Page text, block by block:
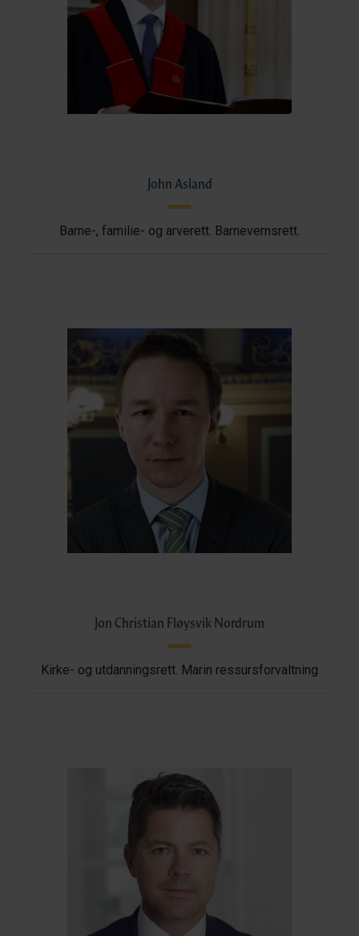
John Asland
Barne-, familie- og arverett. Barnevernsrett.
Jon Christian Fløysvik Nordrum
Kirke- og utdanningsrett. Marin ressursforvaltning